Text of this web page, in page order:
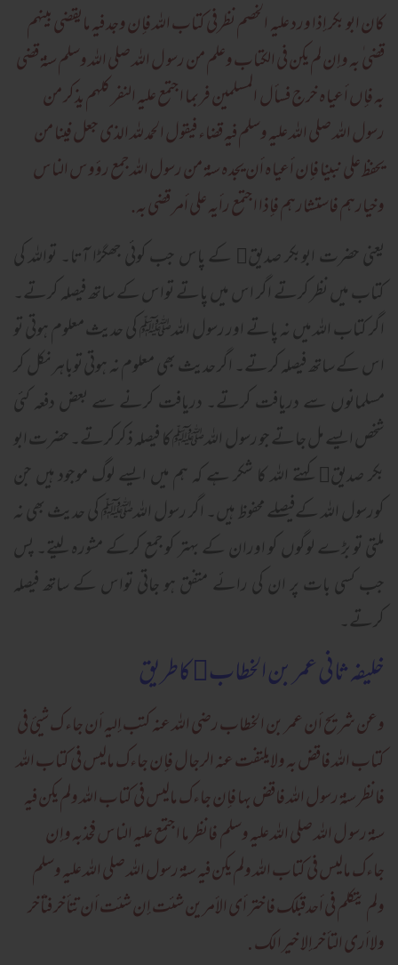
کان ابو بکر إذا ورد عليه الخصم نظرفی کتاب الله فإن وجد فيه مايقضی بينهم
قضی ٰ به وإن لم يکن فی الکتاب وعلم من رسو ل الله صلی الله وسلم سنة قضی
به فإں أعياہ خرج فسأل المسلمين فربما اجتمع عليه النفر کلهم يذکر من
رسول الله صلی الله عليه وسلم فيه قضاء فيقول الحمد لله الذی جعل فينا من
يحفظ علی نبينا فإن أعياہ أن يجدہ سنة من رسول الله جمع رؤوس الناس
وخيارهم فاستشارهم فإذا اجتمع رأيه علي أمر قضی به.
یعنی حضرت ابوبکر صدیق﷜ کے پاس جب کوئی جھگڑا آتا۔ تواللہ کی
کتاب میں نظر کرتے اگر اس میں پاتے تواس کے ساتھ فیصلہ کرتے۔
اگر کتاب اللہ میں نہ پاتے اور رسول اللہﷺ کی حدیث معلوم ہوتی تو
اس کے ساتھ فیصلہ کرتے۔ اگر حدیث بھی معلوم نہ ہوتی توباہرنکل کر
مسلمانوں سے دریافت کرتے۔ دریافت کرنے سے بعض دفعہ کئی
شخص ایسے مل جاتے جو رسول اللہﷺ کا فیصلہ ذکرکرتے۔ حضرت ابو
بکر صدیق﷜ کہتے اللہ کا شکر ہے کہ ہم میں ایسے لوگ موجود ہیں جن
کورسول اللہ کےفیصلے محفوظ ہیں۔ اگر رسول اللہﷺ کی حدیث بھی نہ
ملتی تو بڑے لوگوں کو اوران کے بہتر کو جمع کرکے مشورہ لیتے۔ پس
جب کسی بات پر ان کی رائے متفق ہو جاتی تواس کے ساتھ فیصلہ
کرتے۔
خلیفہ ثانی عمر بن الخطاب﷜ کاطریق
وعن شريح أن عمر بن الخطاب رضی الله عنه کتب إليه أن جاء ک شيئ فی
کتاب الله فاقض به ولايلتفت عنه الرجال فإن جاءک ماليس فی کتاب الله
فانظر سنة رسول الله فاقض بها فإن جاءک ماليس فی کتاب الله ولم يکن فيه
سنة رسو ل الله صلی الله عليه وسلم فانظر ما اجتمع عليه الناس فخذبه وإن
جاءک ماليس فی کتاب الله ولم يکن فيه سنة رسول الله صلی الله عليه وسلم
ولم يتکلم فی أحدقبلک فاختر أی الأمرين شئت إن شئت أن تتأخر فتأخر
ولاأری التأخر إلا خيرا لک.